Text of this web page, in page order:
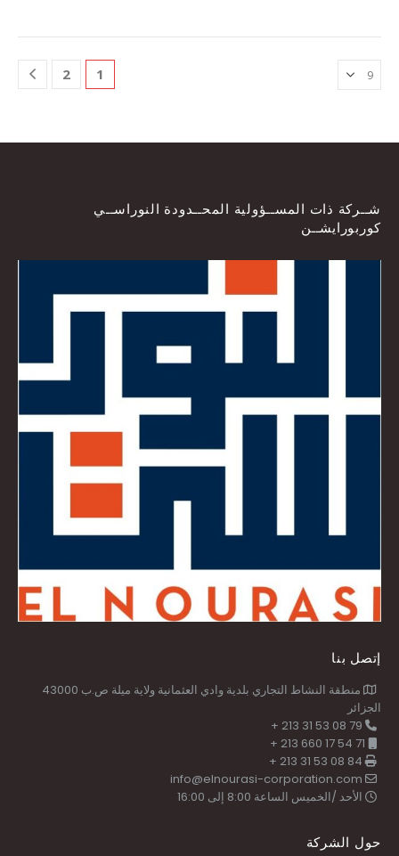
1
2
شــركة ذات المســؤولية المحــدودة النوراســي
كوربورايشــن
إتصل بنا
منطقة النشاط التجاري بلدية وادي العثمانية ولاية ميلة ص.ب 43000
الجزائر
79 08 53 31 213 +
84 08 53 31 213 +
info@elnourasi-corporation.com
الأحد /الخميس الساعة 8:00 إلى 16:00
حول الشركة